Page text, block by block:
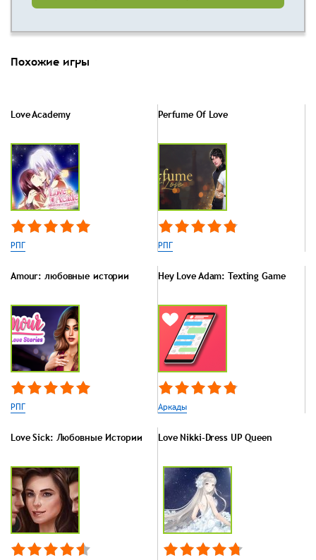
Похожие игры
Love Academy
РПГ
Perfume Of Love
РПГ
Amour: любовные истории
РПГ
Hey Love Adam: Texting Game
Аркады
Love Sick: Любовные Истории Love Nikki-Dress UP Queen